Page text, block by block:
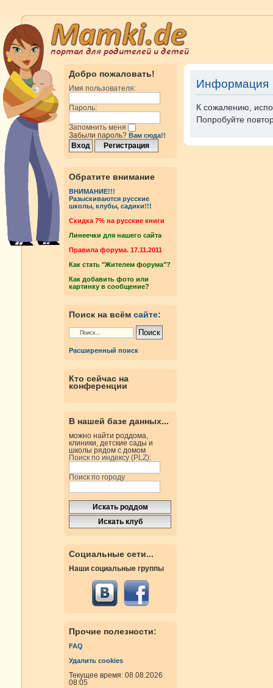
Добро пожаловать!
Имя пользователя:
Пароль:
Запомнить меня
Забыли пароль? Вам сюда!!
Обратите внимание
ВНИМАНИЕ!!!
Разыскиваются русские
школы, клубы, садики!!!
Cкидка 7% на русские книги
Линеечки для нашего сайта
Правила форума. 17.11.2011
Как стать "Жителем форума"?
Как добавить фото или
картинку в сообщение?
Поиск на всём сайте:
Расширенный поиск
Кто сейчас на
конференции
В нашей базе данных...
можно найти роддома,
клиники, детские сады и
школы рядом с домом
Поиск по индексу (PLZ):
Поиск по городу
Социальные сети...
Наши социальные группы
Прочие полезности:
FAQ
Удалить cookies
Текущее время: 08.08.2026
08:05
Информация
К сожалению,
Попробуйте